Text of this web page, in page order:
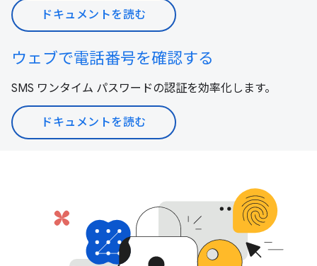
ドキュメントを読む
ウェブで電話番号を確認する
SMS ワンタイム パスワードの認証を効率化します。
ドキュメントを読む